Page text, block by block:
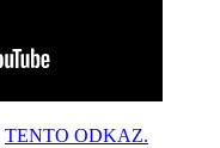
TENTO ODKAZ.